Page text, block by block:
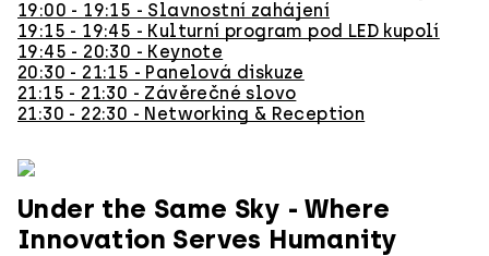
19:00 - 19:15 - Slavnostní zahájení
19:15 - 19:45 - Kulturní program pod LED kupolí
19:45 - 20:30 - Keynote
20:30 - 21:15 - Panelová diskuze
21:15 - 21:30 - Závěrečné slovo
21:30 - 22:30 - Networking & Reception
Under the Same Sky - Where
Innovation Serves Humanity